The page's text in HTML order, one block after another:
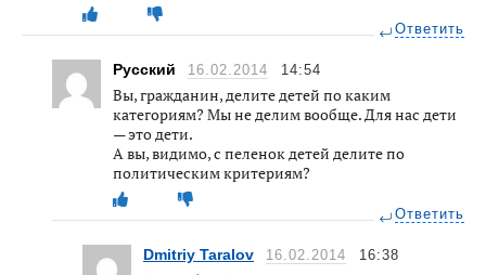
Ответить
Русский 16.02.2014 14:54
Вы, гражданин, делите детей по каким
категориям? Мы не делим вообще. Для нас дети
— это дети.
А вы, видимо, с пеленок детей делите по
политическим критериям?
Ответить
Dmitriy Taralov 16.02.2014 16:38